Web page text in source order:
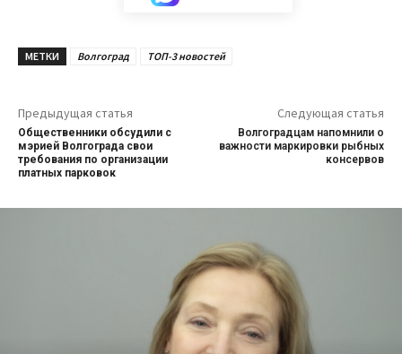
МЕТКИ Волгоград ТОП-3 новостей
Предыдущая статья
Общественники обсудили с
мэрией Волгограда свои
требования по организации
платных парковок
Следующая статья
Волгоградцам напомнили о
важности маркировки рыбных
консервов